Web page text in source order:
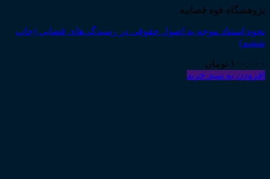
پژوهشگاه قوه قضاییه
نحوه استناد موجه به اصول حقوقی در رسیدگی‌های قضایی (چاپ
ششم)
۱۰۰,۰۰۰ تومان
افزودن به سبد خرید